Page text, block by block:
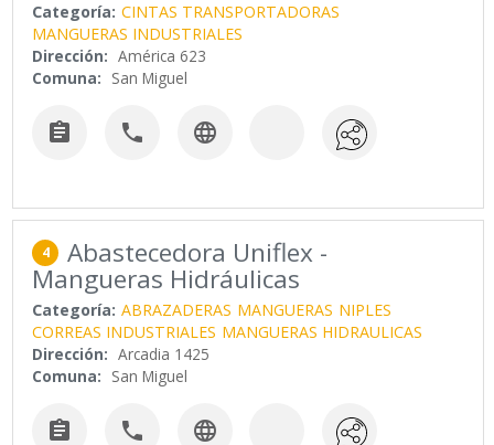
Categoría: CINTAS TRANSPORTADORAS
MANGUERAS INDUSTRIALES
Dirección: América 623
Comuna: San Miguel
  
4 Abastecedora Uniflex -
Mangueras Hidráulicas
Categoría: ABRAZADERAS MANGUERAS NIPLES
CORREAS INDUSTRIALES MANGUERAS HIDRAULICAS
Dirección: Arcadia 1425
Comuna: San Miguel
  